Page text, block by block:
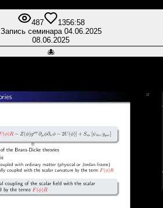
487 1356:58
Запись семинара 04.06.2025
08.06.2025
🐙